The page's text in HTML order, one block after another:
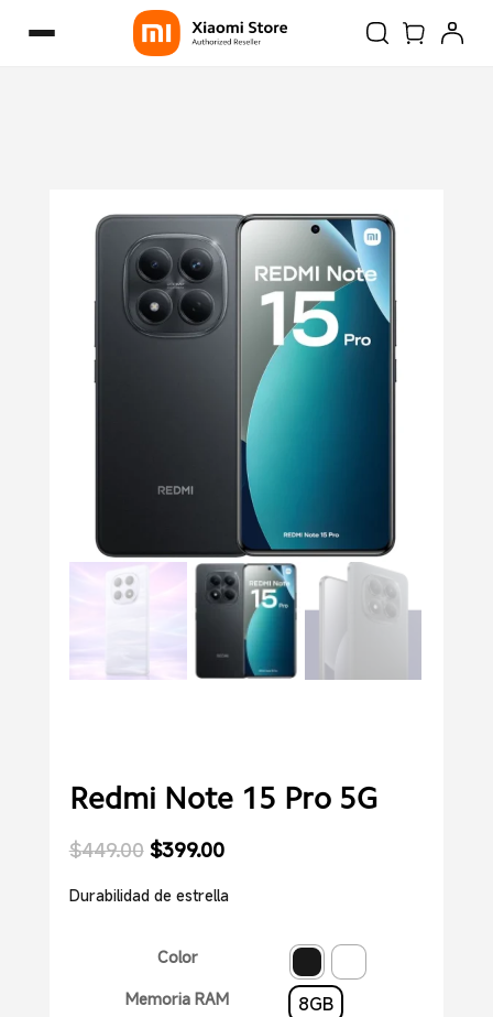
Redmi Note 15 Pro 5G
$449.00 El precio original era: $449.00.
$399.00El precio actual es: $399.00.
Durabilidad de estrella
Color
Memoria RAM
8GB